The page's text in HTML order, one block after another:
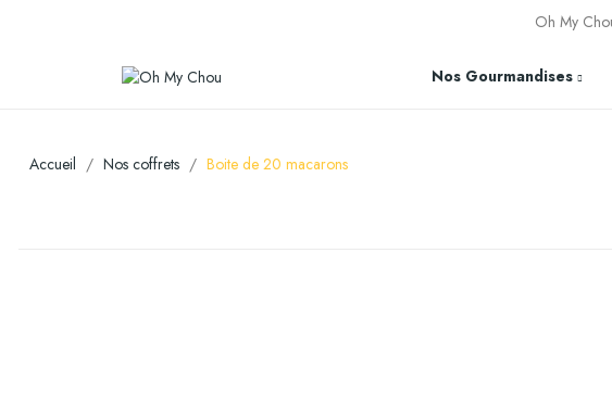
Oh My
Nos Gourmandises
Accueil Nos coffrets Boite de 20 macarons